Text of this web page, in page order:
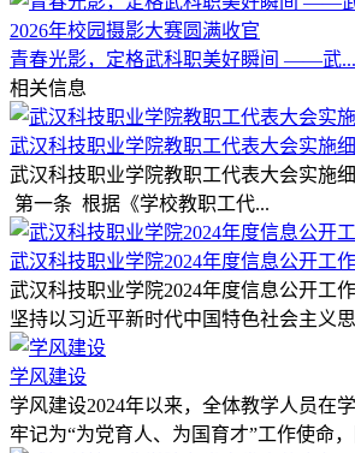
青春光影，定格武科职美好瞬间 ——武...
相关信息
武汉科技职业学院教职工代表大会实施
武汉科技职业学院教职工代表大会实
第一条 根据《学校教职工代...
武汉科技职业学院2024年度信息公开工
武汉科技职业学院2024年度信息公开工
坚持以习近平新时代中国特色社会主义
学风建设
学风建设2024年以来，全体教学人员在
牢记为“为党育人、为国育才”工作使命